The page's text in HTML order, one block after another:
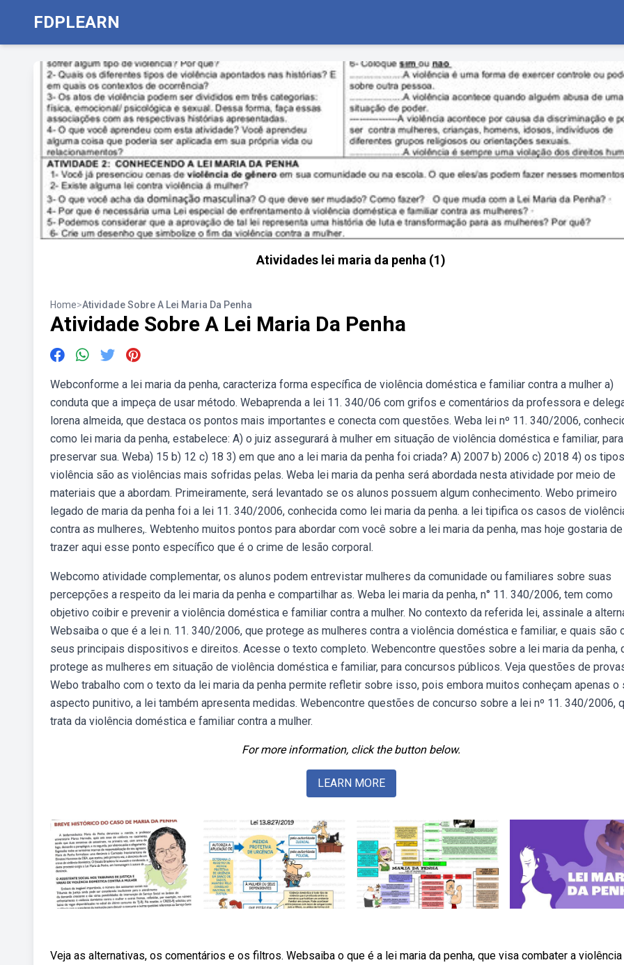
FDPLEARN
Atividades lei maria da penha (1)
Home>Atividade Sobre A Lei Maria Da Penha
Atividade Sobre A Lei Maria Da Penha
Webconforme a lei maria da penha, caracteriza forma específica de violência doméstica e familiar contra a mulher a)
conduta que a impeça de usar método. Webaprenda a lei 11. 340/06 com grifos e comentários da professora e
lorena almeida, que destaca os pontos mais importantes e conecta com questões. Weba lei nº 11. 340/2006,
como lei maria da penha, estabelece: A) o juiz assegurará à mulher em situação de violência doméstica e familiar, para
preservar sua. Weba) 15 b) 12 c) 18 3) em que ano a lei maria da penha foi criada? A) 2007 b) 2006 c) 2018 4) os
violência são as violências mais sofridas pelas. Weba lei maria da penha será abordada nesta atividade por meio de
materiais que a abordam. Primeiramente, será levantado se os alunos possuem algum conhecimento. Webo primeiro
legado de maria da penha foi a lei 11. 340/2006, conhecida como lei maria da penha. a lei tipifica os casos de
contra as mulheres,. Webtenho muitos pontos para abordar com você sobre a lei maria da penha, mas hoje gostaria de
trazer aqui esse ponto específico que é o crime de lesão corporal.
Webcomo atividade complementar, os alunos podem entrevistar mulheres da comunidade ou familiares sobre suas
percepções a respeito da lei maria da penha e compartilhar as. Weba lei maria da penha, n° 11. 340/2006, tem como
objetivo coibir e prevenir a violência doméstica e familiar contra a mulher. No contexto da referida lei, assinale a
Websaiba o que é a lei n. 11. 340/2006, que protege as mulheres contra a violência doméstica e familiar, e quais são
seus principais dispositivos e direitos. Acesse o texto completo. Webencontre questões sobre a lei maria da penha,
protege as mulheres em situação de violência doméstica e familiar, para concursos públicos. Veja questões de
Webo trabalho com o texto da lei maria da penha permite refletir sobre isso, pois embora muitos conheçam apenas o
aspecto punitivo, a lei também apresenta medidas. Webencontre questões de concurso sobre a lei nº 11. 340/2006,
trata da violência doméstica e familiar contra a mulher.
For more information, click the button below.
LEARN MORE
Veja as alternativas, os comentários e os filtros. Websaiba o que é a lei maria da penha, que visa combater a violência